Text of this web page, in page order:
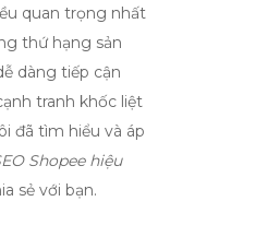
quan trọng nhất
thứ hạng sản
dàng tiếp cận
tranh khốc liệt
đã tìm hiểu và áp
Shopee hiệu
sẻ với bạn.